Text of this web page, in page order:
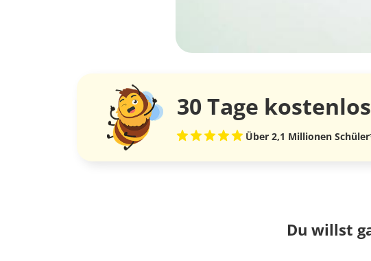
30 Tage kostenlos
Über 2,1 Millionen
Du willst